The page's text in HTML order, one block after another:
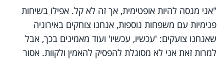
"אני מנסה להיות אופטימית, אך זה לא קל. אפילו בשיחות
פנימיות עם משפחות נוספות, אנחנו צוחקים באירוניה
שאנחנו צועקים: 'עכשיו, עכשיו' ועוד מאמינים בכך, אבל
למרות זאת אני לא מסוגלת להפסיק להאמין ולקוות. אסור